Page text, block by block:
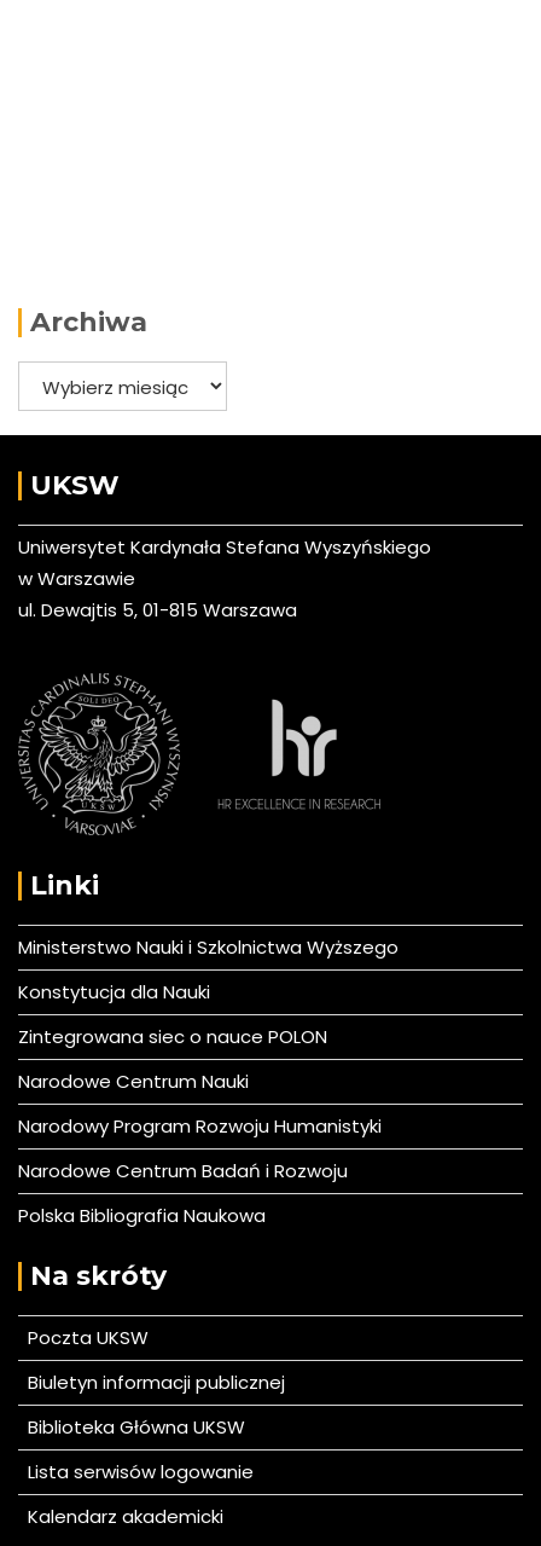
Archiwa
Archiwa
UKSW
Uniwersytet Kardynała Stefana Wyszyńskiego
w Warszawie
ul. Dewajtis 5, 01-815 Warszawa
Linki
Ministerstwo Nauki i Szkolnictwa Wyższego
Konstytucja dla Nauki
Zintegrowana siec o nauce POLON
Narodowe Centrum Nauki
Narodowy Program Rozwoju Humanistyki
Narodowe Centrum Badań i Rozwoju
Polska Bibliografia Naukowa
Na skróty
Poczta UKSW
Biuletyn informacji publicznej
Biblioteka Główna UKSW
Lista serwisów logowanie
Kalendarz akademicki